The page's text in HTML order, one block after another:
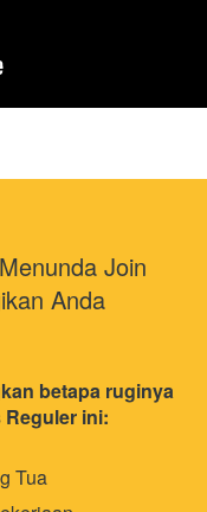
Join
Anda
betapa ruginya
ini:
Tua